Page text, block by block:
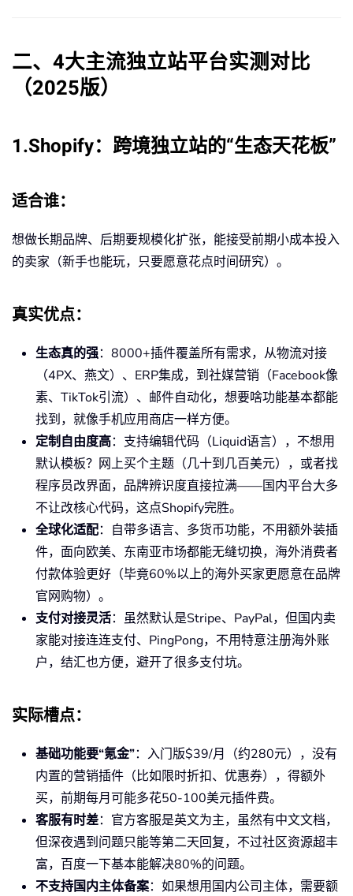
二、4大主流独立站平台实测对比
（2025版）
1.Shopify：跨境独立站的“生态天花板”
适合谁：
想做长期品牌、后期要规模化扩张，能接受前期小成本投入
的卖家（新手也能玩，只要愿意花点时间研究）。
真实优点：
生态真的强：8000+插件覆盖所有需求，从物流对接
（4PX、燕文）、ERP集成，到社媒营销（Facebook像
素、TikTok引流）、邮件自动化，想要啥功能基本都能
找到，就像手机应用商店一样方便。
定制自由度高：支持编辑代码（Liquid语言），不想用
默认模板？网上买个主题（几十到几百美元），或者找
程序员改界面，品牌辨识度直接拉满——国内平台大多
不让改核心代码，这点Shopify完胜。
全球化适配：自带多语言、多货币功能，不用额外装插
件，面向欧美、东南亚市场都能无缝切换，海外消费者
付款体验更好（毕竟60%以上的海外买家更愿意在品牌
官网购物）。
支付对接灵活：虽然默认是Stripe、PayPal，但国内卖
家能对接连连支付、PingPong，不用特意注册海外账
户，结汇也方便，避开了很多支付坑。
实际槽点：
基础功能要“氪金”：入门版$39/月（约280元），没有
内置的营销插件（比如限时折扣、优惠券），得额外
买，前期每月可能多花50-100美元插件费。
客服有时差：官方客服是英文为主，虽然有中文文档，
但深夜遇到问题只能等第二天回复，不过社区资源超丰
富，百度一下基本能解决80%的问题。
不支持国内主体备案：如果想用国内公司主体，需要额